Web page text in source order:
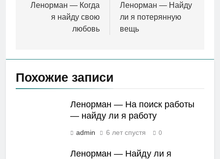
по
записям
Ленорман — Когда
я найду свою
любовь
Ленорман — Найду
ли я потерянную
вещь
Похожие записи
Ленорман — На поиск работы
— найду ли я работу
admin 6 лет спустя 0
Ленорман — Найду ли я